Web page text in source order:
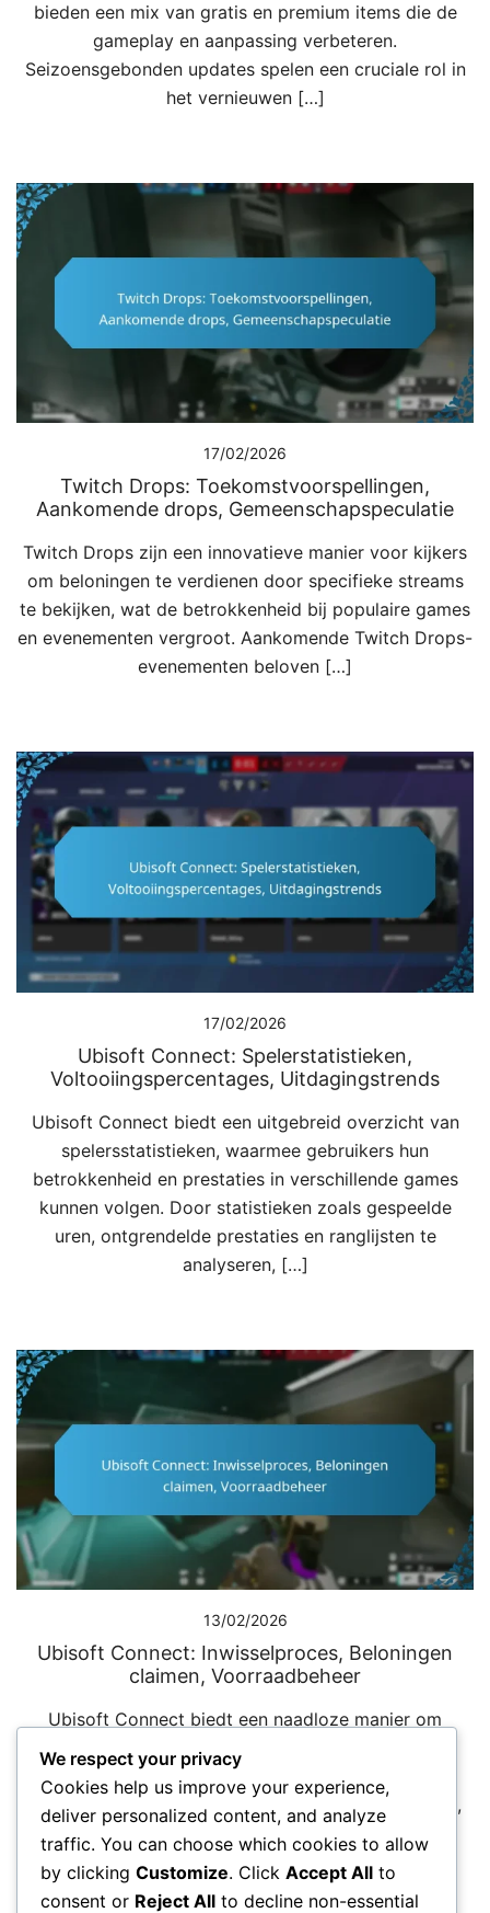
bieden een mix van gratis en premium items die de
gameplay en aanpassing verbeteren.
Seizoensgebonden updates spelen een cruciale rol in
het vernieuwen […]
17/02/2026
Twitch Drops: Toekomstvoorspellingen,
Aankomende drops, Gemeenschapspeculatie
Twitch Drops zijn een innovatieve manier voor kijkers
om beloningen te verdienen door specifieke streams
te bekijken, wat de betrokkenheid bij populaire games
en evenementen vergroot. Aankomende Twitch Drops-
evenementen beloven […]
17/02/2026
Ubisoft Connect: Spelerstatistieken,
Voltooiingspercentages, Uitdagingstrends
Ubisoft Connect biedt een uitgebreid overzicht van
spelersstatistieken, waarmee gebruikers hun
betrokkenheid en prestaties in verschillende games
kunnen volgen. Door statistieken zoals gespeelde
uren, ontgrendelde prestaties en ranglijsten te
analyseren, […]
13/02/2026
Ubisoft Connect: Inwisselproces, Beloningen
claimen, Voorraadbeheer
Ubisoft Connect biedt een naadloze manier om
beloningen te verzilveren en je game-inventaris te
beheren. Door geldige codes in te voeren of
beloningen rechtstreeks via het platform te claimen,
kunnen […]
We respect your privacy
Cookies help us improve your experience,
deliver personalized content, and analyze
traffic. You can choose which cookies to allow
by clicking Customize. Click Accept All to
consent or Reject All to decline non-essential